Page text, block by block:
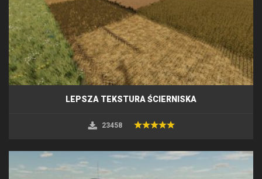
LEPSZA TEKSTURA ŚCIERNISKA
23458